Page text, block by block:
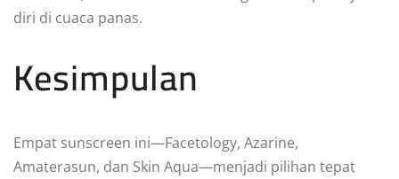
diri di cuaca panas.
Kesimpulan
Empat sunscreen ini—Facetology, Azarine,
Amaterasun, dan Skin Aqua—menjadi pilihan tepat